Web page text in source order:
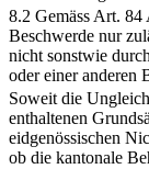
8.2 Gemäss Art. 84
Beschwerde nur
nicht sonstwie
oder einer anderen
Soweit die
enthaltenen
eidgenössischen
ob die kantonale